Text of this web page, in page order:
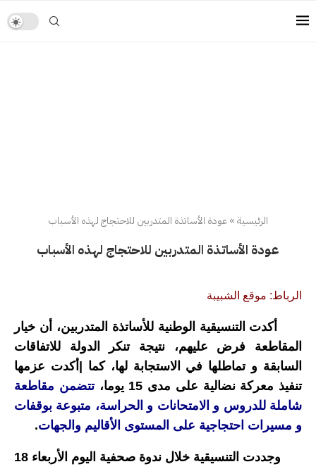
الرئيسية»عودة الأساتذة المتدربين للاحتجاج لهذه الأسباب
عودة الأساتذة المتدربين للاحتجاج لهذه الأسباب
الرباط: موقع الشبيبة
أكدت التنسيقية الوطنية للأساتذة المتدربين، أن خيار
المقاطعة فرض عليهم، نتيجة تنكر الدولة للاتفاقات
السابقة و تماطلها في الاستجابة لها، كما |أكدت عزمها
تنفيذ معركة نضالية على مدى 15 يوما،
تتضمن مقاطعة
شاملة للدروس و الامتحانات و الحراسة، متبوعة بوقفات
و مسيرات احتجاجية على المستوى الأقاليم والجهات.
وجددت التنسيقية خلال ندوة صحفية اليوم الأربعاء 18